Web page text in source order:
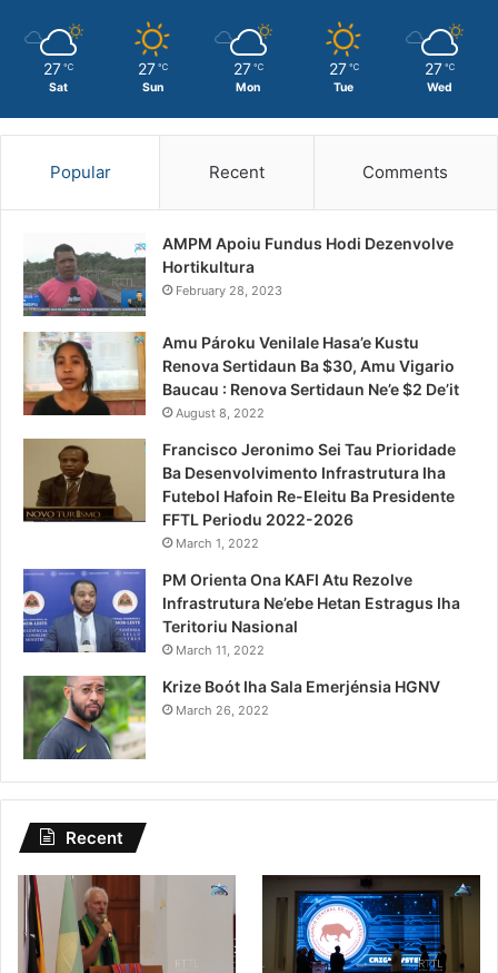
27 ℃
Sat
27 ℃
Sun
27 ℃
Mon
27 ℃
Tue
27 ℃
Wed
Popular Recent Comments
AMPM Apoiu Fundus Hodi Dezenvolve
Hortikultura
February 28, 2023
Amu Pároku Venilale Hasa’e Kustu
Renova Sertidaun Ba $30, Amu Vigario
Baucau : Renova Sertidaun Ne’e $2 De’it
August 8, 2022
Francisco Jeronimo Sei Tau Prioridade
Ba Desenvolvimento Infrastrutura Iha
Futebol Hafoin Re-Eleitu Ba Presidente
FFTL Periodu 2022-2026
March 1, 2022
PM Orienta Ona KAFI Atu Rezolve
Infrastrutura Ne’ebe Hetan Estragus Iha
Teritoriu Nasional
March 11, 2022
Krize Boót Iha Sala Emerjénsia HGNV
March 26, 2022
Recent